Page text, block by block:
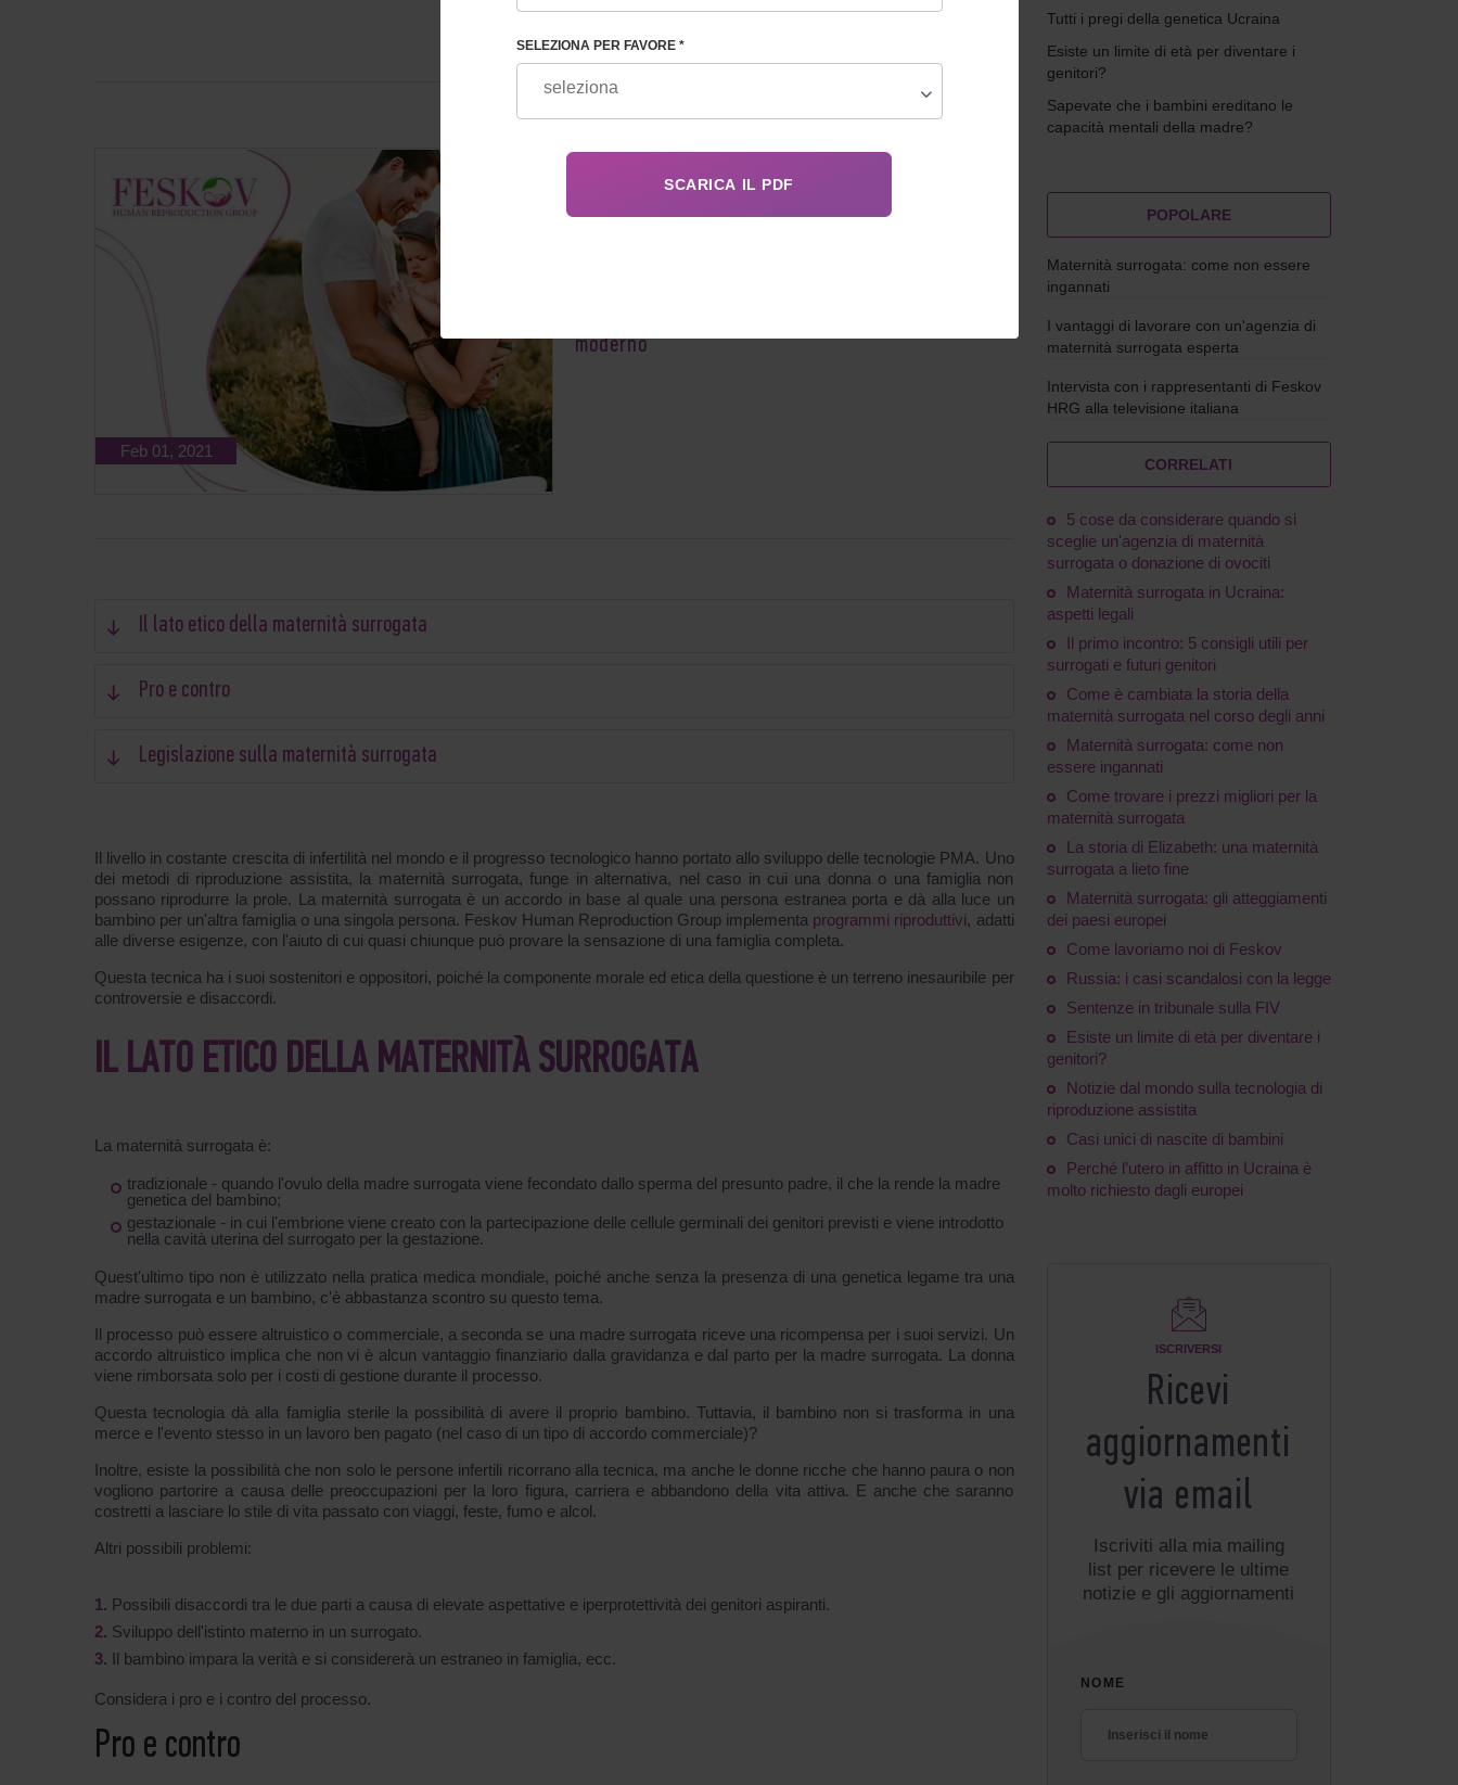
Feb 01, 2021
moderno
Il lato etico della maternità surrogata
Pro e contro
Legislazione sulla maternità surrogata
Il livello in costante crescita di infertilità nel mondo e il progresso tecnologico hanno portato allo sviluppo delle tecnologie PMA. Uno
dei metodi di riproduzione assistita, la maternità surrogata, funge in alternativa, nel caso in cui una donna o una famiglia non
possano riprodurre la prole. La maternità surrogata è un accordo in base al quale una persona estranea porta e dà alla luce un
bambino per un'altra famiglia o una singola persona. Feskov Human Reproduction Group implementa programmi riproduttivi, adatti
alle diverse esigenze, con l'aiuto di cui quasi chiunque può provare la sensazione di una famiglia completa.
Questa tecnica ha i suoi sostenitori e oppositori, poiché la componente morale ed etica della questione è un terreno inesauribile per
controversie e disaccordi.
IL LATO ETICO DELLA MATERNITÀ SURROGATA
La maternità surrogata è:
tradizionale - quando l'ovulo della madre surrogata viene fecondato dallo sperma del presunto padre, il che la rende la madre
genetica del bambino;
gestazionale - in cui l'embrione viene creato con la partecipazione delle cellule germinali dei genitori previsti e viene introdotto
nella cavità uterina del surrogato per la gestazione.
Quest'ultimo tipo non è utilizzato nella pratica medica mondiale, poiché anche senza la presenza di una genetica legame tra una
madre surrogata e un bambino, c'è abbastanza scontro su questo tema.
Il processo può essere altruistico o commerciale, a seconda se una madre surrogata riceve una ricompensa per i suoi servizi. Un
accordo altruistico implica che non vi è alcun vantaggio finanziario dalla gravidanza e dal parto per la madre surrogata. La donna
viene rimborsata solo per i costi di gestione durante il processo.
Questa tecnologia dà alla famiglia sterile la possibilità di avere il proprio bambino. Tuttavia, il bambino non si trasforma in una
merce e l'evento stesso in un lavoro ben pagato (nel caso di un tipo di accordo commerciale)?
Inoltre, esiste la possibilità che non solo le persone infertili ricorrano alla tecnica, ma anche le donne ricche che hanno paura o non
vogliono partorire a causa delle preoccupazioni per la loro figura, carriera e abbandono della vita attiva. E anche che saranno
costretti a lasciare lo stile di vita passato con viaggi, feste, fumo e alcol.
Altri possibili problemi:
Possibili disaccordi tra le due parti a causa di elevate aspettative e iperprotettività dei genitori aspiranti.
Sviluppo dell'istinto materno in un surrogato.
Il bambino impara la verità e si considererà un estraneo in famiglia, ecc.
Considera i pro e i contro del processo.
Pro e contro
Tutti i pregi della genetica Ucraina
Esiste un limite di età per diventare i
genitori?
Sapevate che i bambini ereditano le
capacità mentali della madre?
POPOLARE
Maternità surrogata: come non essere
ingannati
I vantaggi di lavorare con un'agenzia di
maternità surrogata esperta
Intervista con i rappresentanti di Feskov
HRG alla televisione italiana
CORRELATI
5 cose da considerare quando si
sceglie un'agenzia di maternità
surrogata o donazione di ovociti
Maternità surrogata in Ucraina:
aspetti legali
Il primo incontro: 5 consigli utili per
surrogati e futuri genitori
Come è cambiata la storia della
maternità surrogata nel corso degli anni
Maternità surrogata: come non
essere ingannati
Come trovare i prezzi migliori per la
maternità surrogata
La storia di Elizabeth: una maternità
surrogata a lieto fine
Maternità surrogata: gli atteggiamenti
dei paesi europei
Come lavoriamo noi di Feskov
Russia: i casi scandalosi con la legge
Sentenze in tribunale sulla FIV
Esiste un limite di età per diventare i
genitori?
Notizie dal mondo sulla tecnologia di
riproduzione assistita
Casi unici di nascite di bambini
Perché l’utero in affitto in Ucraina è
molto richiesto dagli europei
ISCRIVERSI
Ricevi
aggiornamenti
via email
Iscriviti alla mia mailing
list per ricevere le ultime
notizie e gli aggiornamenti
NOME
SELEZIONA PER FAVORE *